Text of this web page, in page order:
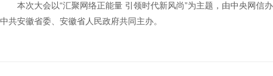
本次大会以“汇聚网络正能量 引领时代新风尚”为主题，由中央网信
中共安徽省委、安徽省人民政府共同主办。